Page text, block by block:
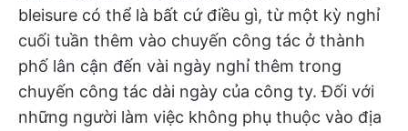
bleisure có thể là bất cứ điều gì, từ một kỳ nghỉ
cuối tuần thêm vào chuyến công tác ở thành
phố lân cận đến vài ngày nghỉ thêm trong
chuyến công tác dài ngày của công ty. Đối với
những người làm việc không phụ thuộc vào địa